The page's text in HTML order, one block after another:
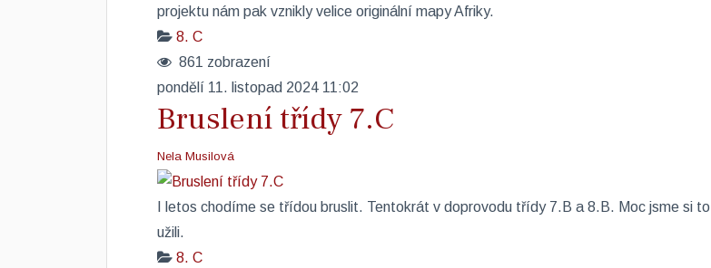
projektu nám pak vznikly velice originální mapy Afriky.
8. C
861 zobrazení
pondělí 11. listopad 2024 11:02
Bruslení třídy 7.C
Nela Musilová
I letos chodíme se třídou bruslit. Tentokrát v doprovodu třídy 7.B a 8.B. Moc jsme si to
užili.
8. C